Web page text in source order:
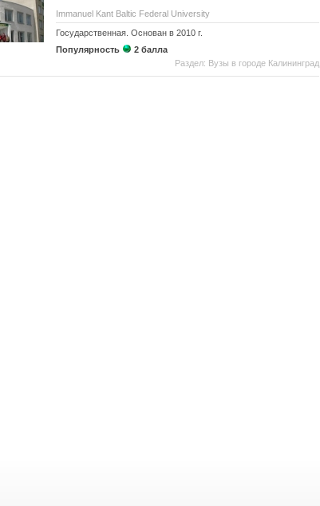
Immanuel Kant Baltic Federal University
Государственная. Основан в 2010 г.
Популярность
2 балла
Раздел: Вузы в городе Калининград